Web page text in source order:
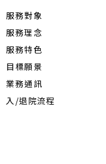
服務對象
服務理念
服務特色
目標願景
業務通訊
入/退院流程